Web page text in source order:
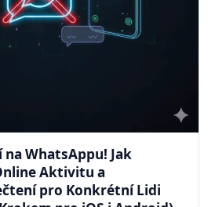
na WhatsAppu! Jak
Aktivitu a
pro Konkrétní Lidi